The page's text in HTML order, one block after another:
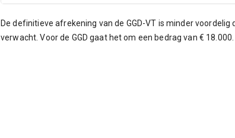
De definitieve afrekening van de GGD-VT is minder
verwacht. Voor de GGD gaat het om een bedrag van € 18.000.